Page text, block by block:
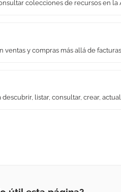
colecciones de recursos en la
ventas y compras más allá de
listar, consultar, crear,